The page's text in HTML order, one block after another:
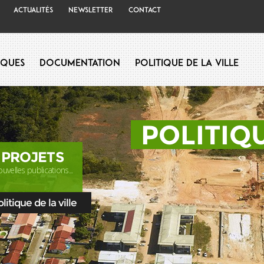
Actualités Newsletter Contact
Documentation Politique de la Ville
publications...
de la ville